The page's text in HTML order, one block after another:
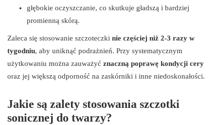
głębokie oczyszczanie, co skutkuje gładszą i bardziej
promienną skórą.
Zaleca się stosowanie szczoteczki nie częściej niż 2-3 razy w
tygodniu, aby uniknąć podrażnień. Przy systematycznym
użytkowaniu można zauważyć znaczną poprawę kondycji cery
oraz jej większą odporność na zaskórniki i inne niedoskonałości.
Jakie są zalety stosowania szczotki
sonicznej do twarzy?